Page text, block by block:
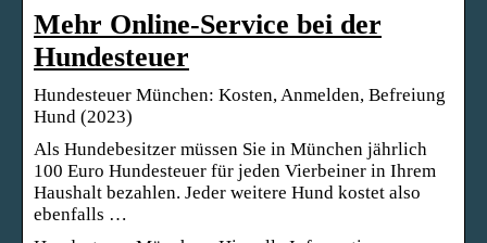
Mehr Online-Service bei der
Hundesteuer
Hundesteuer München: Kosten, Anmelden, Befreiung
Hund (2023)
Als Hundebesitzer müssen Sie in München jährlich
100 Euro Hundesteuer für jeden Vierbeiner in Ihrem
Haushalt bezahlen. Jeder weitere Hund kostet also
ebenfalls …